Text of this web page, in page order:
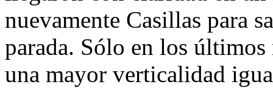
nuevamente Casillas para
parada. Sólo en los
una mayor verticalidad